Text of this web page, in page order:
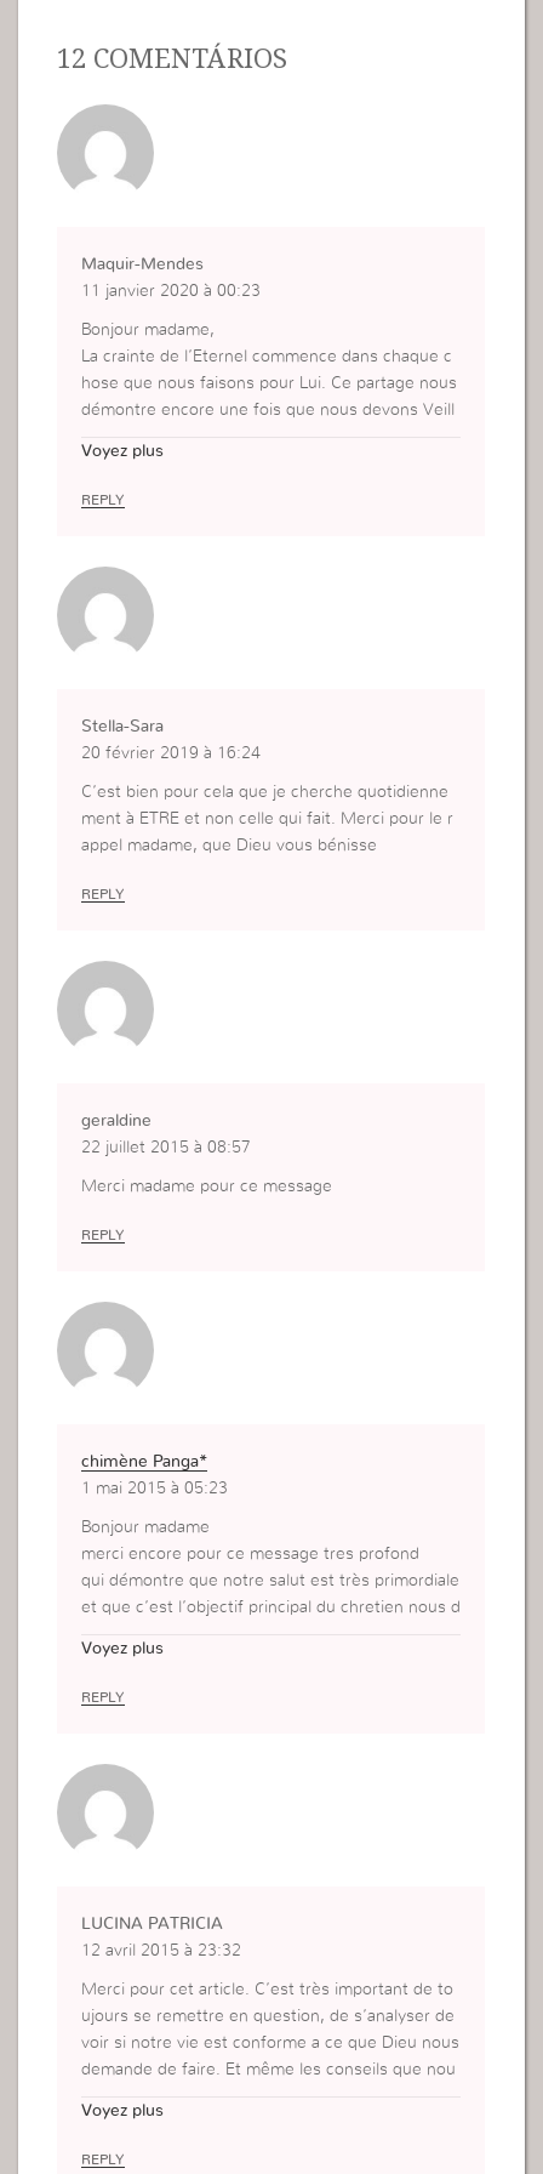
12 COMENTÁRIOS
Maquir-Mendes
11 janvier 2020 à 00:23
Bonjour madame,
La crainte de l’Eternel commence dans chaque c
hose que nous faisons pour Lui. Ce partage nous
démontre encore une fois que nous devons Veill
uvres.
Voyez plus
REPLY
Stella-Sara
20 février 2019 à 16:24
C’est bien pour cela que je cherche quotidienne
ment à ETRE et non celle qui fait. Merci pour le r
appel madame, que Dieu vous bénisse
REPLY
geraldine
22 juillet 2015 à 08:57
Merci madame pour ce message
REPLY
chimène Panga*
1 mai 2015 à 05:23
Bonjour madame
merci encore pour ce message tres profond
qui démontre que notre salut est très primordiale
et que c’est l’objectif principal du chretien nous d
Dieu et
Esprit.
Voyez plus
REPLY
LUCINA PATRICIA
12 avril 2015 à 23:32
Merci pour cet article. C’est très important de to
ujours se remettre en question, de s’analyser de
voir si notre vie est conforme a ce que Dieu nous
demande de faire. Et même les conseils que nou
ettons en pratique ? Sinon c’est de l’hypocrisie.
Voyez plus
REPLY